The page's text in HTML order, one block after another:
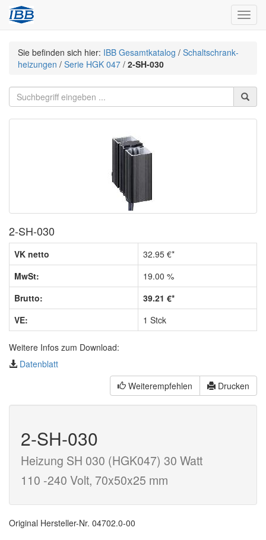
Sie befinden sich hier: IBB Gesamtkatalog / Schaltschrank­
heizungen / Serie HGK 047 / 2-SH-030
2-SH-030
VK netto
32.95 €*
MwSt:
19.00 %
Brutto:
39.21 €*
VE:
1 Stck
Weitere Infos zum Download:
Datenblatt
Weiterempfehlen
Drucken
2-SH-030
Heizung SH 030 (HGK047) 30 Watt
110 -240 Volt, 70x50x25 mm
Original Hersteller-Nr. 04702.0-00